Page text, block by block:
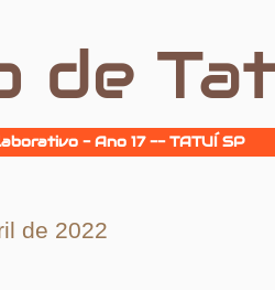
de
- Ano 17 -- TATUÍ SP
de 2022